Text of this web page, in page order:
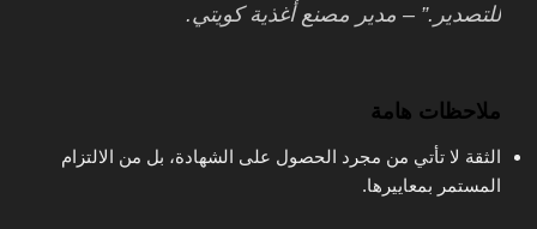
للتصدير.” – مدير مصنع أغذية كويتي.
ملاحظات هامة
الثقة لا تأتي من مجرد الحصول على الشهادة، بل من الالتزام
المستمر بمعاييرها.